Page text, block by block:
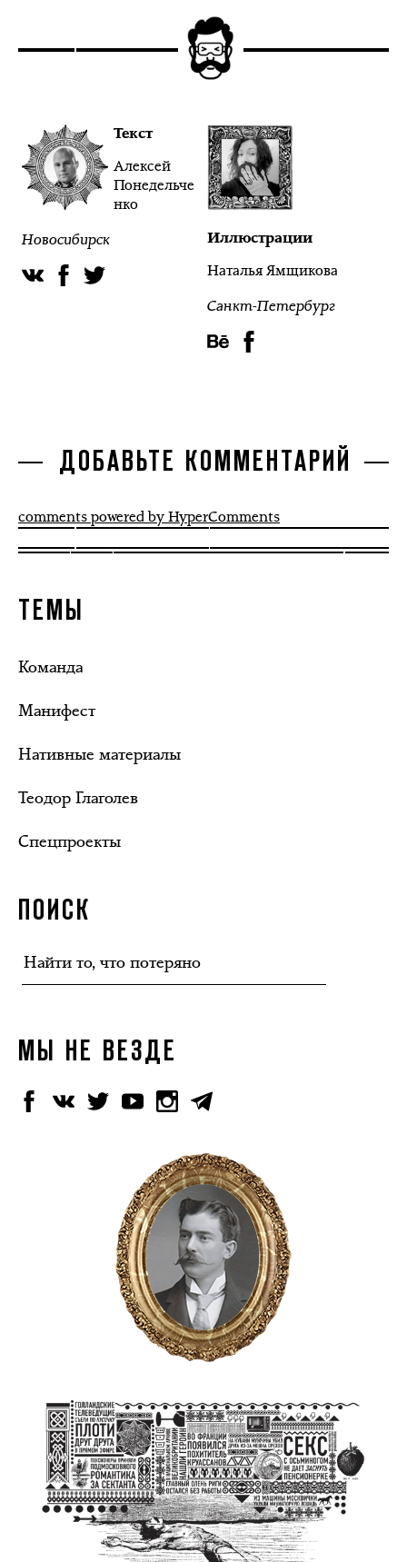
Текст
Алексей
Понедельче
нко
Новосибирск
Иллюстрации
Наталья Ямщикова
Санкт-Петербург
ДОБАВЬТЕ КОММЕНТАРИЙ
comments powered by HyperComments
ТЕМЫ
Команда
Манифест
Нативные материалы
Теодор Глаголев
Спецпроекты
ПОИСК
МЫ НЕ ВЕЗДЕ